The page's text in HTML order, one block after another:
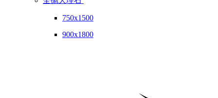
750x1500
900x1800